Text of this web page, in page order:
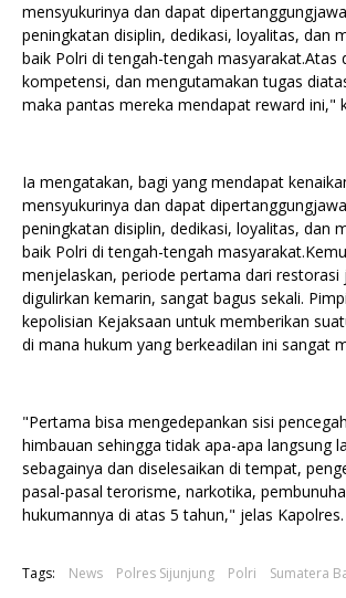
mensyukurinya dan dapat
peningkatan disiplin, dedikasi, loyalitas, dan
baik Polri di tengah-tengah masyarakat.Atas
kompetensi, dan mengutamakan tugas
maka pantas mereka mendapat reward ini,"
Ia mengatakan, bagi yang mendapat
mensyukurinya dan dapat
peningkatan disiplin, dedikasi, loyalitas, dan
baik Polri di tengah-tengah
menjelaskan, periode pertama dari restorasi
digulirkan kemarin, sangat bagus sekali.
kepolisian Kejaksaan untuk memberikan
di mana hukum yang berkeadilan ini sangat
"Pertama bisa mengedepankan sisi
himbauan sehingga tidak apa-apa langsung
sebagainya dan diselesaikan di tempat,
pasal-pasal terorisme, narkotika,
hukumannya di atas 5 tahun," jelas
Tags: News Polres Sijunjung Polri Sumatera